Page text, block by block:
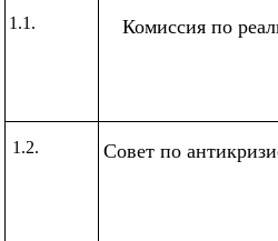
1.1.
Комиссия по
1.2.
Совет по